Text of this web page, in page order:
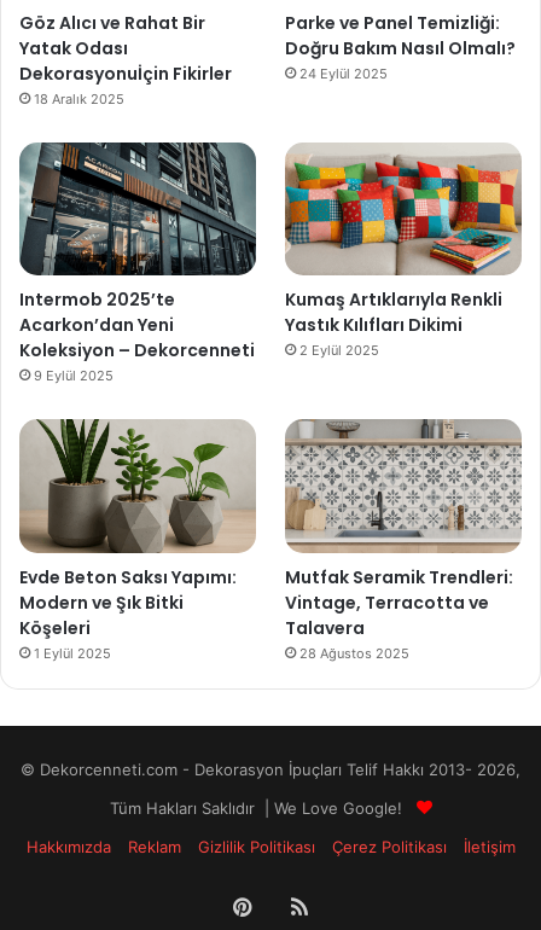
Göz Alıcı ve Rahat Bir
Yatak Odası
Dekorasyonuİçin Fikirler
18 Aralık 2025
Parke ve Panel Temizliği:
Doğru Bakım Nasıl Olmalı?
24 Eylül 2025
Intermob 2025’te
Acarkon’dan Yeni
Koleksiyon – Dekorcenneti
9 Eylül 2025
Kumaş Artıklarıyla Renkli
Yastık Kılıfları Dikimi
2 Eylül 2025
Evde Beton Saksı Yapımı:
Modern ve Şık Bitki
Köşeleri
1 Eylül 2025
Mutfak Seramik Trendleri:
Vintage, Terracotta ve
Talavera
28 Ağustos 2025
© Dekorcenneti.com - Dekorasyon İpuçları Telif Hakkı 2013- 2026,
Tüm Hakları Saklıdır | We Love Google!
Hakkımızda
Reklam Gizlilik Politikası Çerez Politikası İletişim
Pinterest